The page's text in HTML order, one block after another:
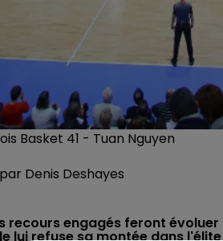
Basket 41 - Tuan Nguyen
Denis Deshayes
recours engagés feront évoluer
lui refuse sa montée dans